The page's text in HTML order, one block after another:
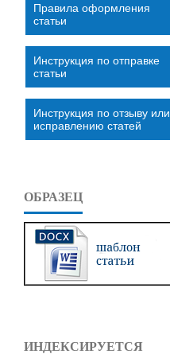
Правила оформления
статьи
Инструкция по отправке
статьи
Инструкция по отзыву или
исправлению статей
ОБРАЗЕЦ
ИНДЕКСИРУЕТСЯ